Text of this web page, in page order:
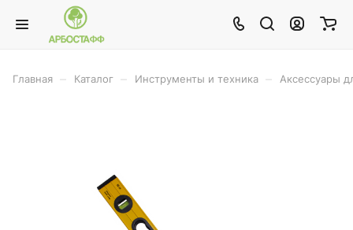
Главная Каталог Инструменты и техника Аксессуары